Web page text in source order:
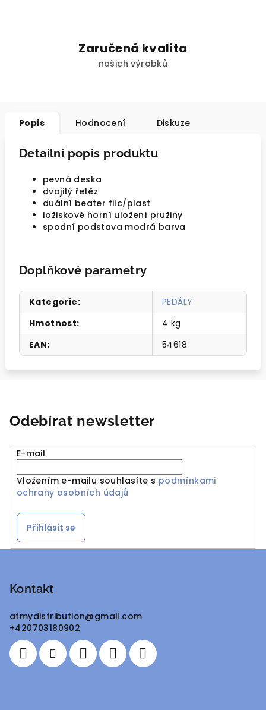
Zaručená kvalita
našich výrobků
Popis Hodnocení Diskuze
Detailní popis produktu
pevná deska
dvojitý řetěz
duální beater filc/plast
ložiskové horní uložení pružiny
spodní podstava modrá barva
Doplňkové parametry
Kategorie:
PEDÁLY
Hmotnost:
4 kg
EAN: 54618
Odebírat newsletter
E-mail
Vložením e-mailu souhlasíte s podmínkami
ochrany osobních údajů
Přihlásit se
Kontakt
atmydistribution@gmail.com
+420703180902